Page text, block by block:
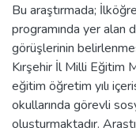
Bu araştırmada;
programında yer
görüşlerinin
Kırşehir İl Milli Eğitim
eğitim öğretim yılı
okullarında görevli
oluşturmaktadır.